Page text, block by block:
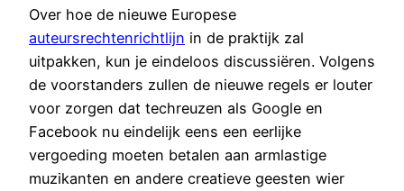
Over hoe de nieuwe Europese
auteursrechtenrichtlijn in de praktijk zal
uitpakken, kun je eindeloos discussiëren. Volgens
de voorstanders zullen de nieuwe regels er louter
voor zorgen dat techreuzen als Google en
Facebook nu eindelijk eens een eerlijke
vergoeding moeten betalen aan armlastige
muzikanten en andere creatieve geesten wier